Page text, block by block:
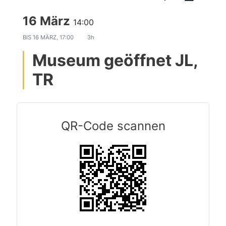
16 März 14:00
BIS 16 MÄRZ, 17:00 3h
Museum geöffnet JL,
TR
QR-Code scannen